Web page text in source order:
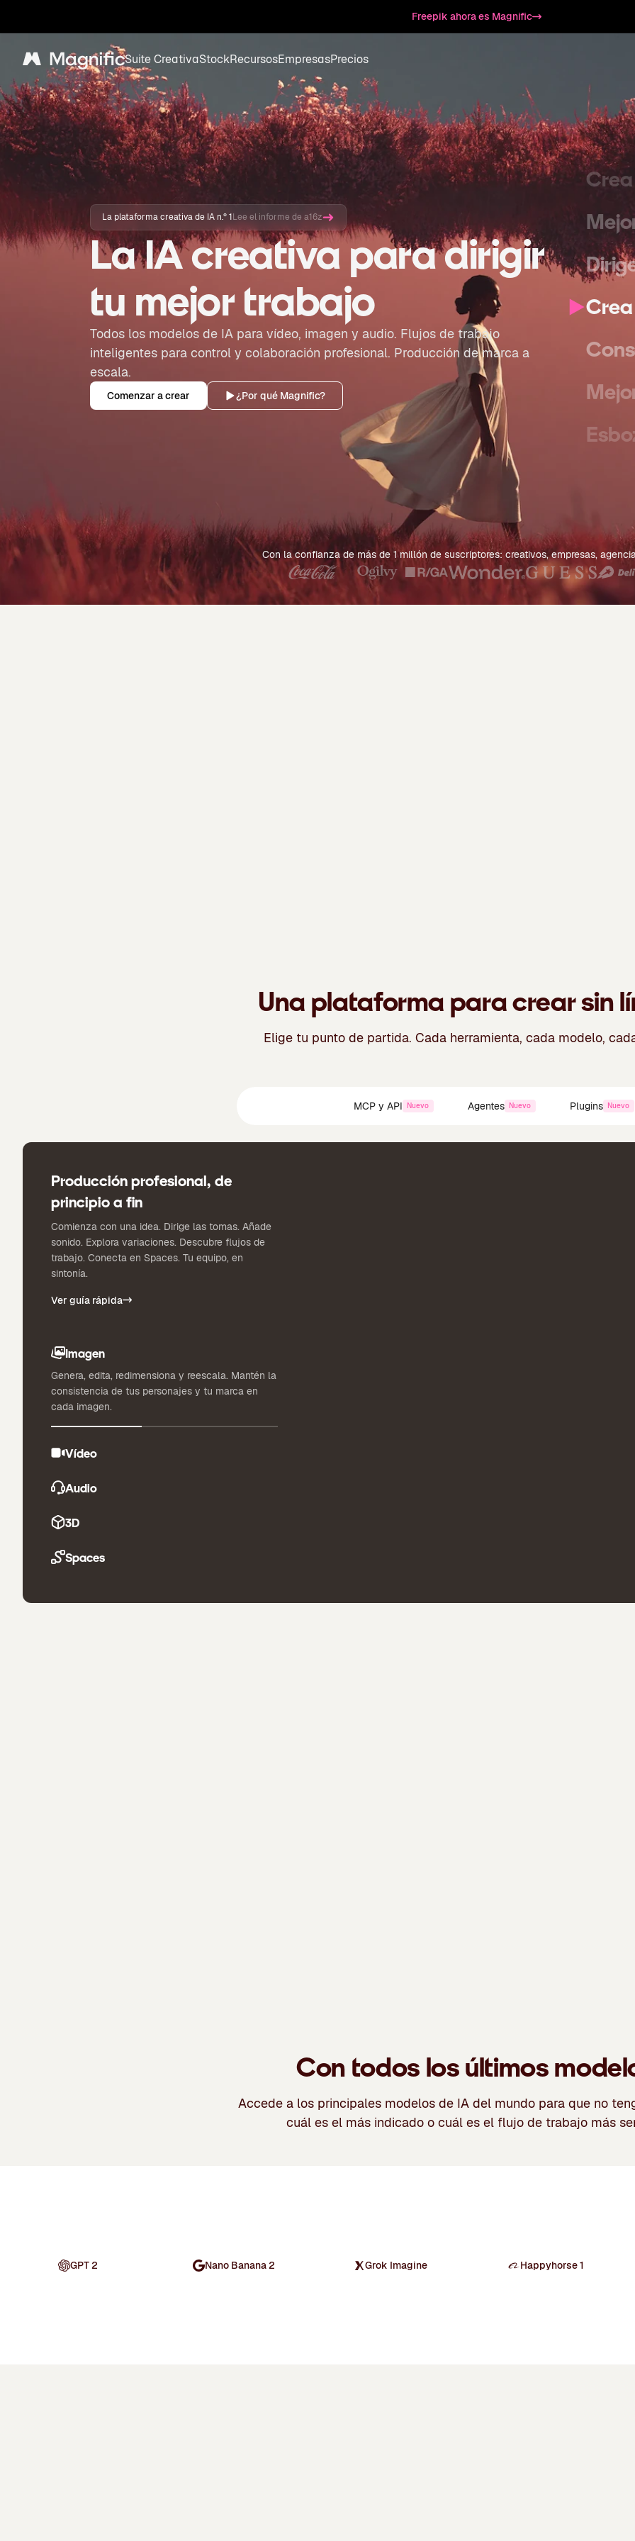
Freepik ahora es Magnific
Magnific Suite CreativaStockRecursosEmpresasPrecios
La plataforma creativa de IA n.º 1Lee el informe de a16z
La IA creativa para dirigir
tu mejor trabajo
Todos los modelos de IA para vídeo, imagen y audio. Flujos de trabajo
inteligentes para control y colaboración profesional. Producción de marca a
escala.
Comenzar a crear ¿Por qué Magnific?
Crea
Con la confianza de más de 1 millón de suscriptores: creativos, empresas,
Una plataforma para crear sin
Elige tu punto de partida. Cada herramienta, cada modelo,
MCP y API Nuevo Agentes Nuevo Plugins Nuevo
Producción profesional, de
principio a fin
Comienza con una idea. Dirige las tomas. Añade
sonido. Explora variaciones. Descubre flujos de
trabajo. Conecta en Spaces. Tu equipo, en
sintonía.
Ver guía rápida
Imagen
Genera, edita, redimensiona y reescala. Mantén la
consistencia de tus personajes y tu marca en
cada imagen.
Vídeo
Audio
3D
Spaces
Con todos los últimos
Accede a los principales modelos de IA del mundo para que no
cuál es el más indicado o cuál es el flujo de trabajo más
GPT 2 Nano Banana 2 Grok Imagine Happyhorse 1